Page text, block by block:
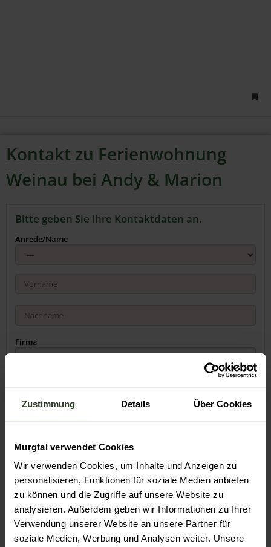
Zustimmung Details Über Cookies
Murgtal verwendet Cookies
Wir verwenden Cookies, um Inhalte und Anzeigen zu
personalisieren, Funktionen für soziale Medien anbieten
zu können und die Zugriffe auf unsere Website zu
analysieren. Außerdem geben wir Informationen zu Ihrer
Verwendung unserer Website an unsere Partner für
soziale Medien, Werbung und Analysen weiter. Unsere
Kontakt zu Ferienwohnung
Weinau bei Andy & Marion
Bitte geben Sie Ihre Kontaktdaten an.
Anrede/Name
Firma
Land
Sprache